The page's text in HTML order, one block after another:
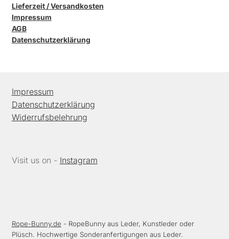
Lieferzeit / Versandkosten
Impressum
AGB
Datenschutzerklärung
Impressum
Datenschutzerklärung
Widerrufsbelehrung
Visit us on - Instagram
Rope-Bunny.de - RopeBunny aus Leder, Kunstleder oder
Plüsch. Hochwertige Sonderanfertigungen aus Leder.